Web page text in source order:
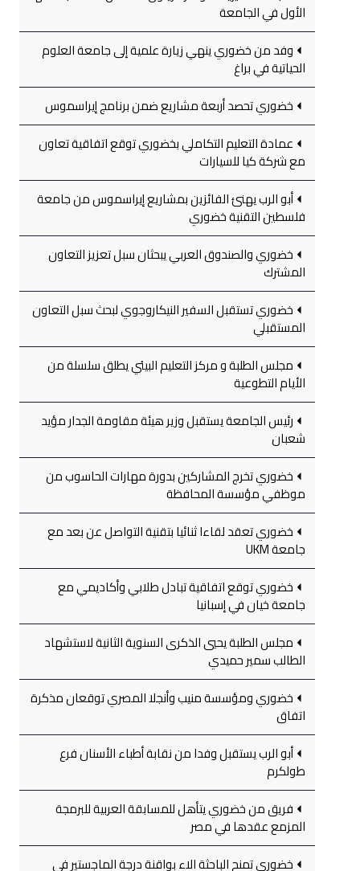
الأول في الجامعة
وفد من خضوري ينهي زيارة علمية إلى جامعة العلوم
الحياتية في براغ
خضوري تحصد أربعة مشاريع ضمن برنامج إيراسموس
عمادة التعليم التكاملي بخضوري توقع اتفاقية تعاون
مع شركة كيا للسيارات
أبو الرب يهنئ الفائزين بمشاريع إيراسموس من جامعة
فلسطين التقنية خضوري
خضوري والصندوق العربي يبحثان سبل تعزيز التعاون
المشترك
خضوري تستقبل السفير النيكاروجوي لبحث سبل التعاون
المستقبلي
مجلس الطلبة و مركز التعليم البيئي يطلق سلسلة من
الأيام التطوعية
رئيس الجامعة يستقبل وزير هيئة مقاومة الجدار مؤيد
شعبان
خضوري تخرج المشاركين بدورة مهارات الحاسوب من
موظفي مؤسسة المحافظة
خضوري تعقد لقاءا ثنائيا بتقنية التواصل عن بعد مع
جامعة UKM
خضوري توقع اتفاقية تبادل طلابي وأكاديمي مع
جامعة خيان في إسبانيا
مجلس الطلبة يحيي الذكرى السنوية الثانية لاستشهاد
الطالب سمير حميدي
خضوري ومؤسسة منيب وأنجلا المصري توقعان مذكرة
اتفاق
أبو الرب يستقبل وفدا من نقابة أطباء الأسنان فرع
طولكرم
فريق من خضوري يتأهل للمسابقة العربية للبرمجة
المزمع عقدها في مصر
خضوري تمنح الباحثة الاء بواقنة درجة الماجستير في